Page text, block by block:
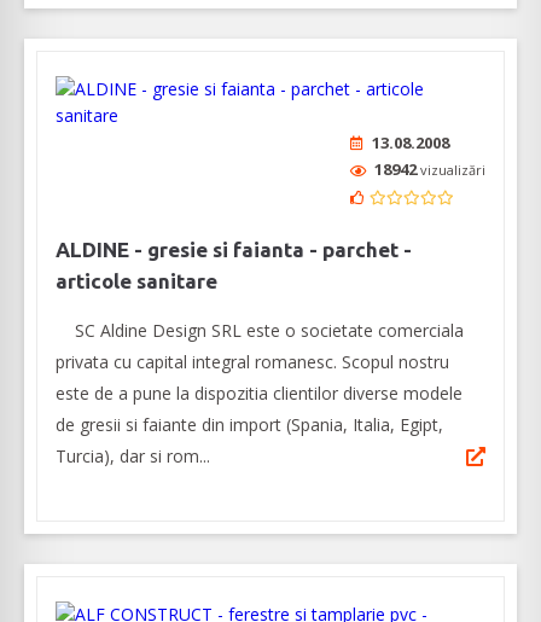
13.08.2008
18942vizualizări
ALDINE - gresie si faianta - parchet -
articole sanitare
SC Aldine Design SRL este o societate comerciala
privata cu capital integral romanesc. Scopul nostru
este de a pune la dispozitia clientilor diverse modele
de gresii si faiante din import (Spania, Italia, Egipt,
Turcia), dar si rom...